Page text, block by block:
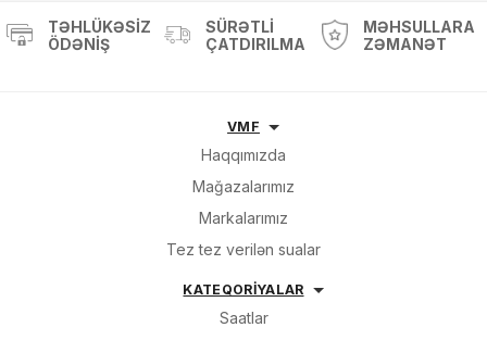
TƏHLÜKƏSIZ
ÖDƏNIŞ
SÜRƏTLI
ÇATDIRILMA
MƏHSULLARA
ZƏMANƏT
VMF
Haqqımızda
Mağazalarımız
Markalarımız
Tez tez verilən sualar
KATEQORİYALAR
Saatlar